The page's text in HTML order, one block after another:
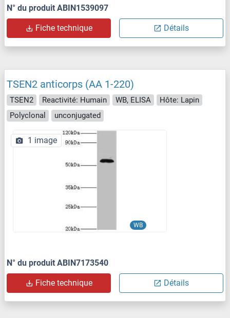
N° du produit ABIN1539097
Fiche technique Détails
TSEN2 anticorps (AA 1-220)
TSEN2 Reactivité: Humain WB, ELISA
Hôte: Lapin
Polyclonal
unconjugated
WB
1 image
N° du produit ABIN7173540
Fiche technique Détails